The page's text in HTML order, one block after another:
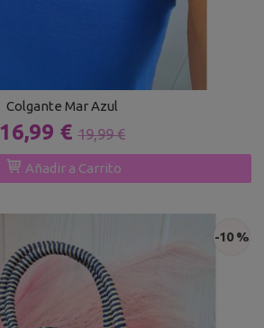
Colgante Mar Azul
16,99 € 19,99 €
Añadir a Carrito
-10 %